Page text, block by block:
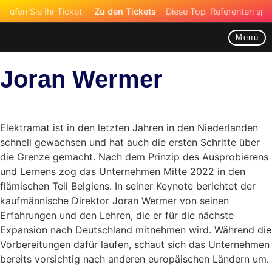
Sie Ihr Ticket Zu den Tickets Diese Top-Referenten
Menü
Joran Wermer
Elektramat ist in den letzten Jahren in den Niederlanden
schnell gewachsen und hat auch die ersten Schritte über
die Grenze gemacht. Nach dem Prinzip des Ausprobierens
und Lernens zog das Unternehmen Mitte 2022 in den
flämischen Teil Belgiens. In seiner Keynote berichtet der
kaufmännische Direktor Joran Wermer von seinen
Erfahrungen und den Lehren, die er für die nächste
Expansion nach Deutschland mitnehmen wird. Während die
Vorbereitungen dafür laufen, schaut sich das Unternehmen
bereits vorsichtig nach anderen europäischen Ländern um.